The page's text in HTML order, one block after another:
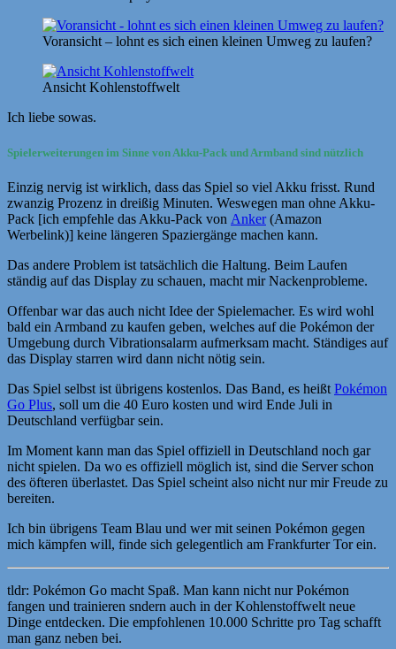
Voransicht – lohnt es sich einen kleinen Umweg zu laufen?
Ansicht Kohlenstoffwelt
Ich liebe sowas.
Spielerweiterungen im Sinne von Akku-Pack und Armband sind nützlich
Einzig nervig ist wirklich, dass das Spiel so viel Akku frisst. Rund
zwanzig Prozenz in dreißig Minuten. Weswegen man ohne Akku-
Pack [ich empfehle das Akku-Pack von Anker(Amazon
Werbelink)] keine längeren Spaziergänge machen kann.
Das andere Problem ist tatsächlich die Haltung. Beim Laufen
ständig auf das Display zu schauen, macht mir Nackenprobleme.
Offenbar war das auch nicht Idee der Spielemacher. Es wird wohl
bald ein Armband zu kaufen geben, welches auf die Pokémon der
Umgebung durch Vibrationsalarm aufmerksam macht. Ständiges auf
das Display starren wird dann nicht nötig sein.
Das Spiel selbst ist übrigens kostenlos. Das Band, es heißt Pokémon
Go Plus, soll um die 40 Euro kosten und wird Ende Juli in
Deutschland verfügbar sein.
Im Moment kann man das Spiel offiziell in Deutschland noch gar
nicht spielen. Da wo es offiziell möglich ist, sind die Server schon
des öfteren überlastet. Das Spiel scheint also nicht nur mir Freude zu
bereiten.
Ich bin übrigens Team Blau und wer mit seinen Pokémon gegen
mich kämpfen will, finde sich gelegentlich am Frankfurter Tor ein.
tldr: Pokémon Go macht Spaß. Man kann nicht nur Pokémon
fangen und trainieren sndern auch in der Kohlenstoffwelt neue
Dinge entdecken. Die empfohlenen 10.000 Schritte pro Tag schafft
man ganz neben bei.